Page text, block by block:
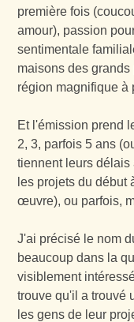
première fois
amour), passion
sentimentale
maisons des
région magnifique à
Et l'émission prend
2, 3, parfois 5 ans
tiennent leurs délais
les projets du début
œuvre), ou parfois,
J'ai précisé le nom
beaucoup dans la
visiblement
trouve qu'il a trouvé
les gens de leur